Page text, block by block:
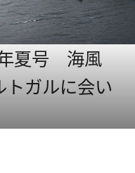
夏号 海風
トガルに会い